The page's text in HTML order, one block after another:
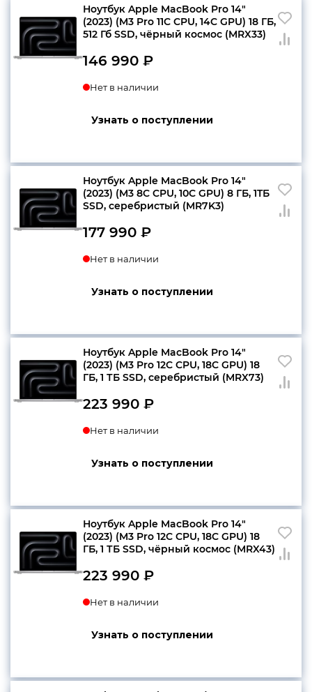
Ноутбук Apple MacBook Pro 14″
(2023) (M3 Pro 11C CPU, 14C GPU) 18 ГБ,
512 Гб SSD, чёрный космос (MRX33)
146 990 ₽
Нет в наличии
Узнать о поступлении
Ноутбук Apple MacBook Pro 14″
(2023) (M3 8C CPU, 10C GPU) 8 ГБ, 1TБ
SSD, серебристый (MR7K3)
177 990 ₽
Нет в наличии
Узнать о поступлении
Ноутбук Apple MacBook Pro 14″
(2023) (M3 Pro 12C CPU, 18C GPU) 18
ГБ, 1 ТБ SSD, серебристый (MRX73)
223 990 ₽
Нет в наличии
Узнать о поступлении
Ноутбук Apple MacBook Pro 14″
(2023) (M3 Pro 12C CPU, 18C GPU) 18
ГБ, 1 ТБ SSD, чёрный космос (MRX43)
223 990 ₽
Нет в наличии
Узнать о поступлении